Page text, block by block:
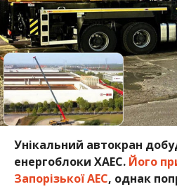
Унікальний автокран
енергоблоки ХАЕС. Його
Запорізької АЕС, однак